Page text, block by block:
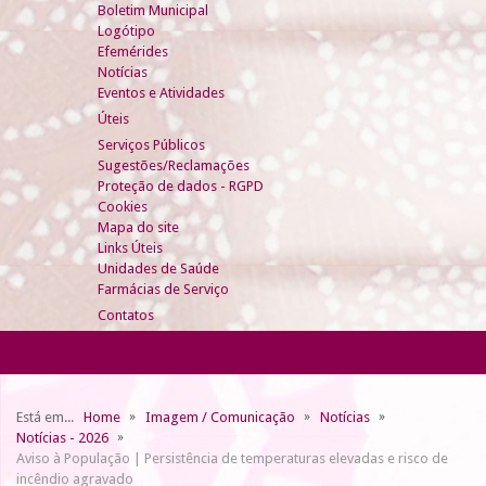
Boletim Municipal
Logótipo
Efemérides
Notícias
Eventos e Atividades
Úteis
Serviços Públicos
Sugestões/Reclamações
Proteção de dados - RGPD
Cookies
Mapa do site
Links Úteis
Unidades de Saúde
Farmácias de Serviço
Contatos
Está em... Home Imagem / Comunicação
Notícias
Notícias - 2026
Aviso à População | Persistência de temperaturas elevadas e risco de
incêndio agravado